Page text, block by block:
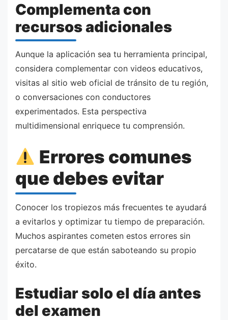
Complementa con
recursos adicionales
Aunque la aplicación sea tu herramienta principal,
considera complementar con videos educativos,
visitas al sitio web oficial de tránsito de tu región,
o conversaciones con conductores
experimentados. Esta perspectiva
multidimensional enriquece tu comprensión.
Errores comunes
que debes evitar
Conocer los tropiezos más frecuentes te ayudará
a evitarlos y optimizar tu tiempo de preparación.
Muchos aspirantes cometen estos errores sin
percatarse de que están saboteando su propio
éxito.
Estudiar solo el día antes
del examen